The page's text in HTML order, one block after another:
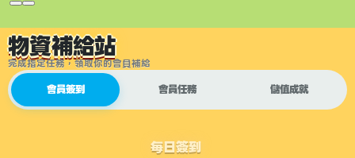
物資補給站
完成指定任務，領取你的會員補給
會員簽到 會員任務 儲值成就
每日簽到